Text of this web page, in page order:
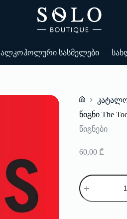
ალკოჰოლური სასმელები
Home
წიგნი The
წიგნები
60,00 ₾
რაოდენობა:
წიგნი
The
Tools